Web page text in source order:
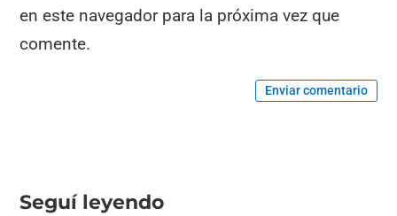
en este navegador para la próxima vez que
comente.
Enviar comentario
Seguí leyendo